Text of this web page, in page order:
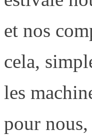
et nos
cela,
les
pour